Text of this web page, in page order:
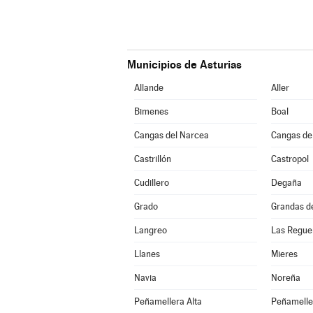
Municipios de Asturias
Allande Aller
Bimenes Boal
Cangas del Narcea Cangas
Castrillón Castropol
Cudillero Degaña
Grado Grandas
Langreo Las
Llanes Mieres
Navia Noreña
Peñamellera Alta